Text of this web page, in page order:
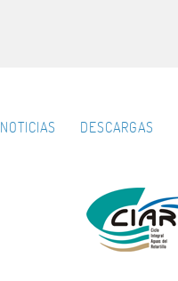
NOTICIAS DESCARGAS